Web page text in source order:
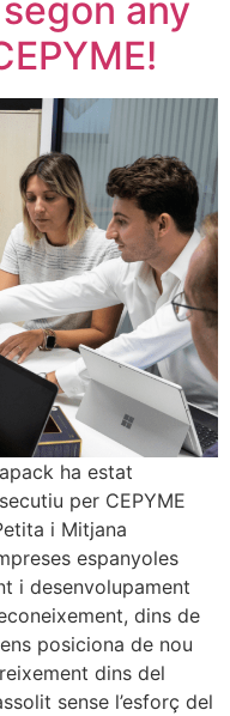
any
ha estat
per CEPYME
i Mitjana
espanyoles
i desenvolupament
dins de
posiciona de nou
dins del
sense l’esforç del